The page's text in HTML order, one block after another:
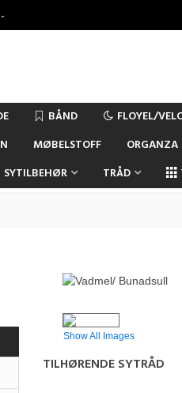
BÅND FLOYEL/
MØBELSTOFF ORGANZA
SYTILBEHØR TRÅD
Show All Images
TILHØRENDE SYTRÅD